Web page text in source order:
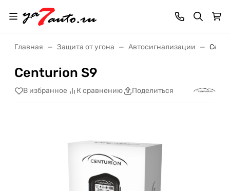
Главная Защита от угона Автосигнализации
Centurion S9
В избранное К сравнению Поделиться